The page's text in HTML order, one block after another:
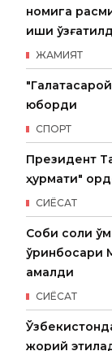
номига
иши
ЖАМИЯТ
юборди
СПОРТ
Президент
ҳурмати"
СИËСАТ
Собиқ солиқ
ўринбосари
қамалди
СИËСАТ
жорий